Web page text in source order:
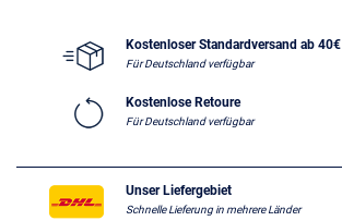
Kostenloser Standardversand ab 40€
Für Deutschland verfügbar
Kostenlose Retoure
Für Deutschland verfügbar
Unser Liefergebiet
Schnelle Lieferung in mehrere Länder